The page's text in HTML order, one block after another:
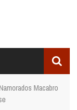
Macabro